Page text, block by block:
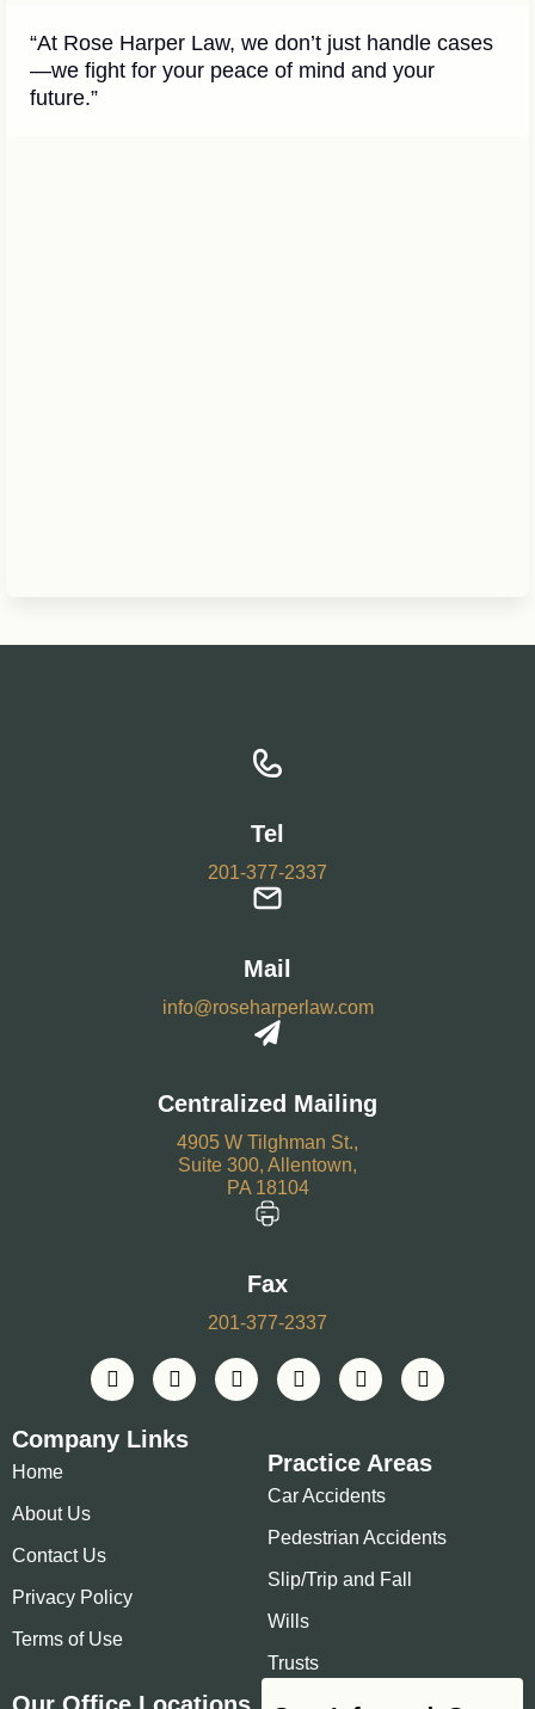
“At Rose Harper Law, we don’t just handle cases
—we fight for your peace of mind and your
future.”
Tel
201-377-2337
Mail
info@roseharperlaw.com
Centralized Mailing
4905 W Tilghman St.,
Suite 300, Allentown,
PA 18104
Fax
201-377-2337
Company Links
Home
About Us
Contact Us
Privacy Policy
Terms of Use
Practice Areas
Car Accidents
Pedestrian Accidents
Slip/Trip and Fall
Wills
Trusts